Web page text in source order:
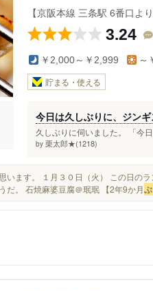
【京阪本線 三条駅 6番口よ
3.24
￥2,000～￥2,999 ～
貯まる・使える
今日は久しぶりに、ジン
久しぶりに伺いました。 「今
by 栗太郎★(1218)
います。 １月３０日（火） この日の
だ。 石焼麻婆豆腐＠珉珉 【2年9か月